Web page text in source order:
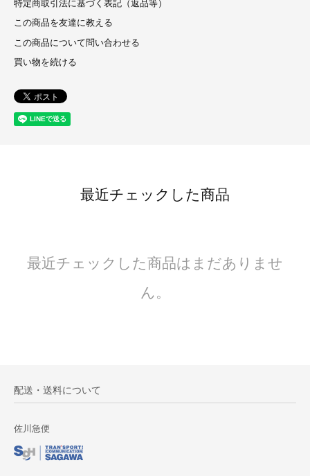
特定商取引法に基づく表記（返品等）
この商品を友達に教える
この商品について問い合わせる
買い物を続ける
最近チェックした商品
最近チェックした商品はまだありませ
ん。
配送・送料について
佐川急便